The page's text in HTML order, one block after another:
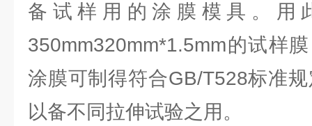
备试样用的涂膜模具。用
350mm320mm*1.5mm的试样
涂膜可制得符合GB/T528标准
以备不同拉伸试验之用。